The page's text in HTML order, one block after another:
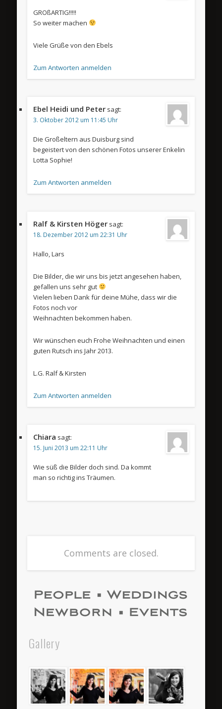
GROßARTIG!!!!!
So weiter machen
Viele Grüße von den Ebels
Zum Antworten anmelden
Ebel Heidi und Peter sagt:
3. Oktober 2012 um 11:45 Uhr
Die Großeltern aus Duisburg sind
begeistert von den schönen Fotos unserer Enkelin
Lotta Sophie!
Zum Antworten anmelden
Ralf & Kirsten Höger sagt:
18. Dezember 2012 um 22:31 Uhr
Hallo, Lars
Die Bilder, die wir uns bis jetzt angesehen haben,
gefallen uns sehr gut
Vielen lieben Dank für deine Mühe, dass wir die
Fotos noch vor
Weihnachten bekommen haben.
Wir wünschen euch Frohe Weihnachten und einen
guten Rutsch ins Jahr 2013.
L.G. Ralf & Kirsten
Zum Antworten anmelden
Chiara sagt:
15. Juni 2013 um 22:11 Uhr
Wie süß die Bilder doch sind. Da kommt
man so richtig ins Träumen.
Comments are closed.
Gallery